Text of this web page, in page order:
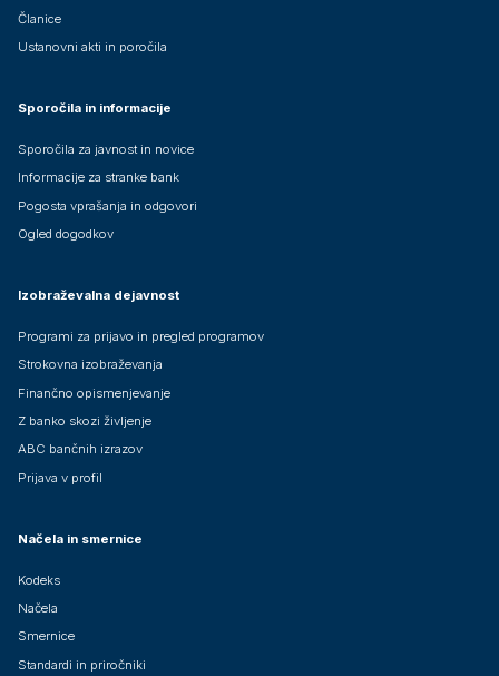
Članice
Ustanovni akti in poročila
Sporočila in informacije
Sporočila za javnost in novice
Informacije za stranke bank
Pogosta vprašanja in odgovori
Ogled dogodkov
Izobraževalna dejavnost
Programi za prijavo in pregled programov
Strokovna izobraževanja
Finančno opismenjevanje
Z banko skozi življenje
ABC bančnih izrazov
Prijava v profil
Načela in smernice
Kodeks
Načela
Smernice
Standardi in priročniki